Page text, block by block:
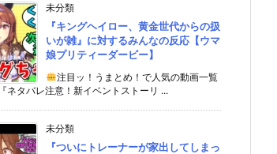
未分類
『キングヘイロー、黄金世代からの扱
いが雑』に対するみんなの反応【ウマ
娘プリティーダービー】
注目ッ！うまとめ！で人気の動画一覧
『ネタバレ注意！新イベントストーリ ...
未分類
『ついにトレーナーが家出してしまっ